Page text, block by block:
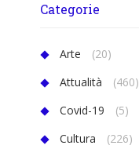
Categorie
Arte
(20)
Attualità
(460)
Covid-19
(5)
Cultura
(226)